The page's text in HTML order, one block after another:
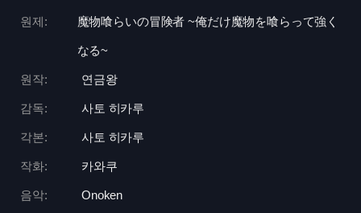
원제: 魔物喰らいの冒険者 ~俺だけ魔物を喰らって強く
なる~
원작: 연금왕
감독: 사토 히카루
각본: 사토 히카루
작화: 카와쿠
음악: Onoken